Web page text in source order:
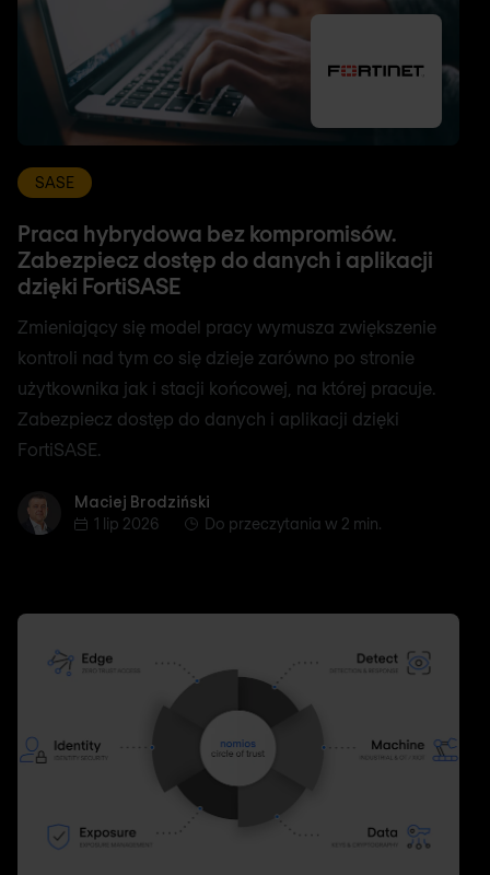
SASE
Praca hybrydowa bez kompromisów.
Zabezpiecz dostęp do danych i aplikacji
dzięki FortiSASE
Zmieniający się model pracy wymusza zwiększenie
kontroli nad tym co się dzieje zarówno po stronie
użytkownika jak i stacji końcowej, na której pracuje.
Zabezpiecz dostęp do danych i aplikacji dzięki
FortiSASE.
Maciej Brodziński
Maciej Brodziński
1 lip 2026
Do przeczytania w 2 min.